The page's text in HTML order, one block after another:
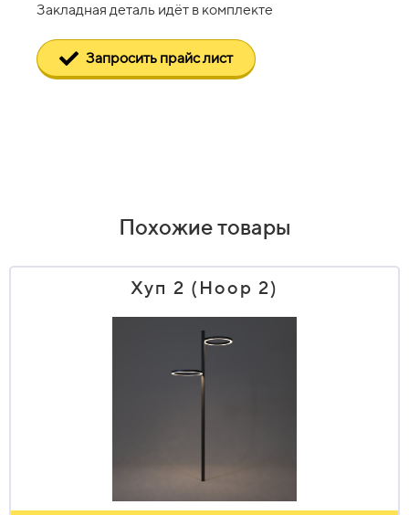
Закладная деталь идёт в комплекте
Запросить прайс лист
Похожие товары
Хуп 2 (Hoop 2)